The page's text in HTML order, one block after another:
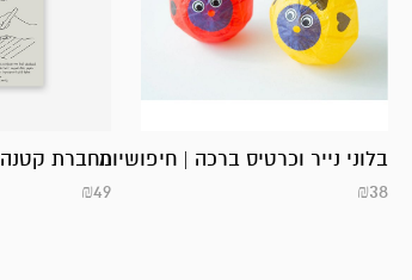
בלוני נייר וכרטיס ברכה | חיפושיות
₪38
מחברת קטנה A6 | שורות
₪49